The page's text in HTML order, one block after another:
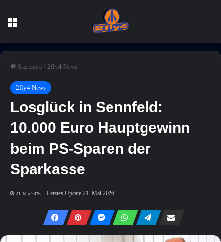
Startseite / 2fly4 News
2fly4 News
Losglück in Sennfeld:
10.000 Euro Hauptgewinn
beim PS-Sparen der
Sparkasse
21. Mai 2026 Letztes Update 21. Mai 2026